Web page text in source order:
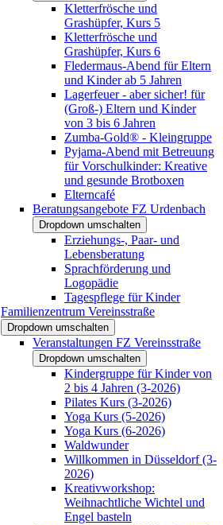
Kletterfrösche und
Grashüpfer, Kurs 5
Kletterfrösche und
Grashüpfer, Kurs 6
Fledermaus-Abend für Eltern
und Kinder ab 5 Jahren
Lagerfeuer - aber sicher! für
(Groß-) Eltern und Kinder
von 3 bis 6 Jahren
Zumba-Gold® - Kleingruppe
Pyjama-Abend mit Betreuung
für Vorschulkinder: Kreative
und gesunde Brotboxen
Elterncafé
Beratungsangebote FZ Urdenbach
Dropdown umschalten
Erziehungs-, Paar- und
Lebensberatung
Sprachförderung und
Logopädie
Tagespflege für Kinder
Familienzentrum Vereinsstraße
Dropdown umschalten
Veranstaltungen FZ Vereinsstraße
Dropdown umschalten
Kindergruppe für Kinder von
2 bis 4 Jahren (3-2026)
Pilates Kurs (3-2026)
Yoga Kurs (5-2026)
Yoga Kurs (6-2026)
Waldwunder
Willkommen in Düsseldorf (3-
2026)
Kreativworkshop:
Weihnachtliche Wichtel und
Engel basteln